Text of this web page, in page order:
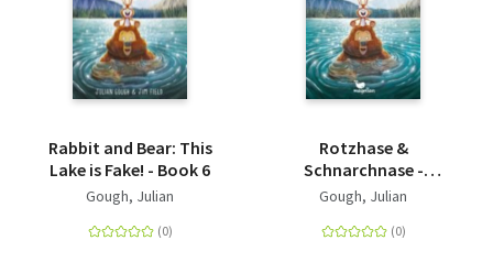
Rabbit and Bear: This
Lake is Fake! - Book 6
Gough, Julian
Rotzhase &
Schnarchnase -
Hinterm Wasser wird
frühlingshaftes
Gough, Julian